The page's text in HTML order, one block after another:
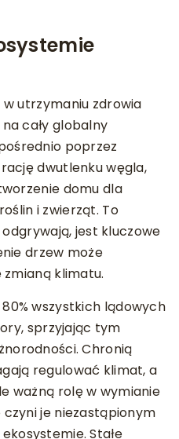
w utrzymaniu zdrowia
cały globalny
poprzez
dwutlenku węgla,
domu dla
i zwierząt. To
jest kluczowe
drzew może
klimatu.
wszystkich lądowych
sprzyjając tym
Chronią
regulować klimat, a
ważną rolę w wymianie
je niezastąpionym
Stałe